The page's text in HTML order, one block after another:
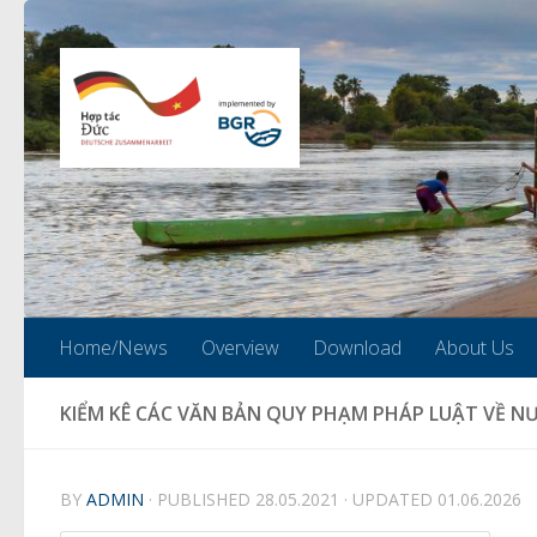
Skip to content
Home/News Overview Download About Us
KIỂM KÊ CÁC VĂN BẢN QUY PHẠM PHÁP LUẬT VỀ
BY ADMIN · PUBLISHED 28.05.2021 · UPDATED 01.06.2026